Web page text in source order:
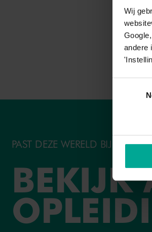
Wij
andere
PAST DEZE WERELD BIJ JOU?
BEKIJK